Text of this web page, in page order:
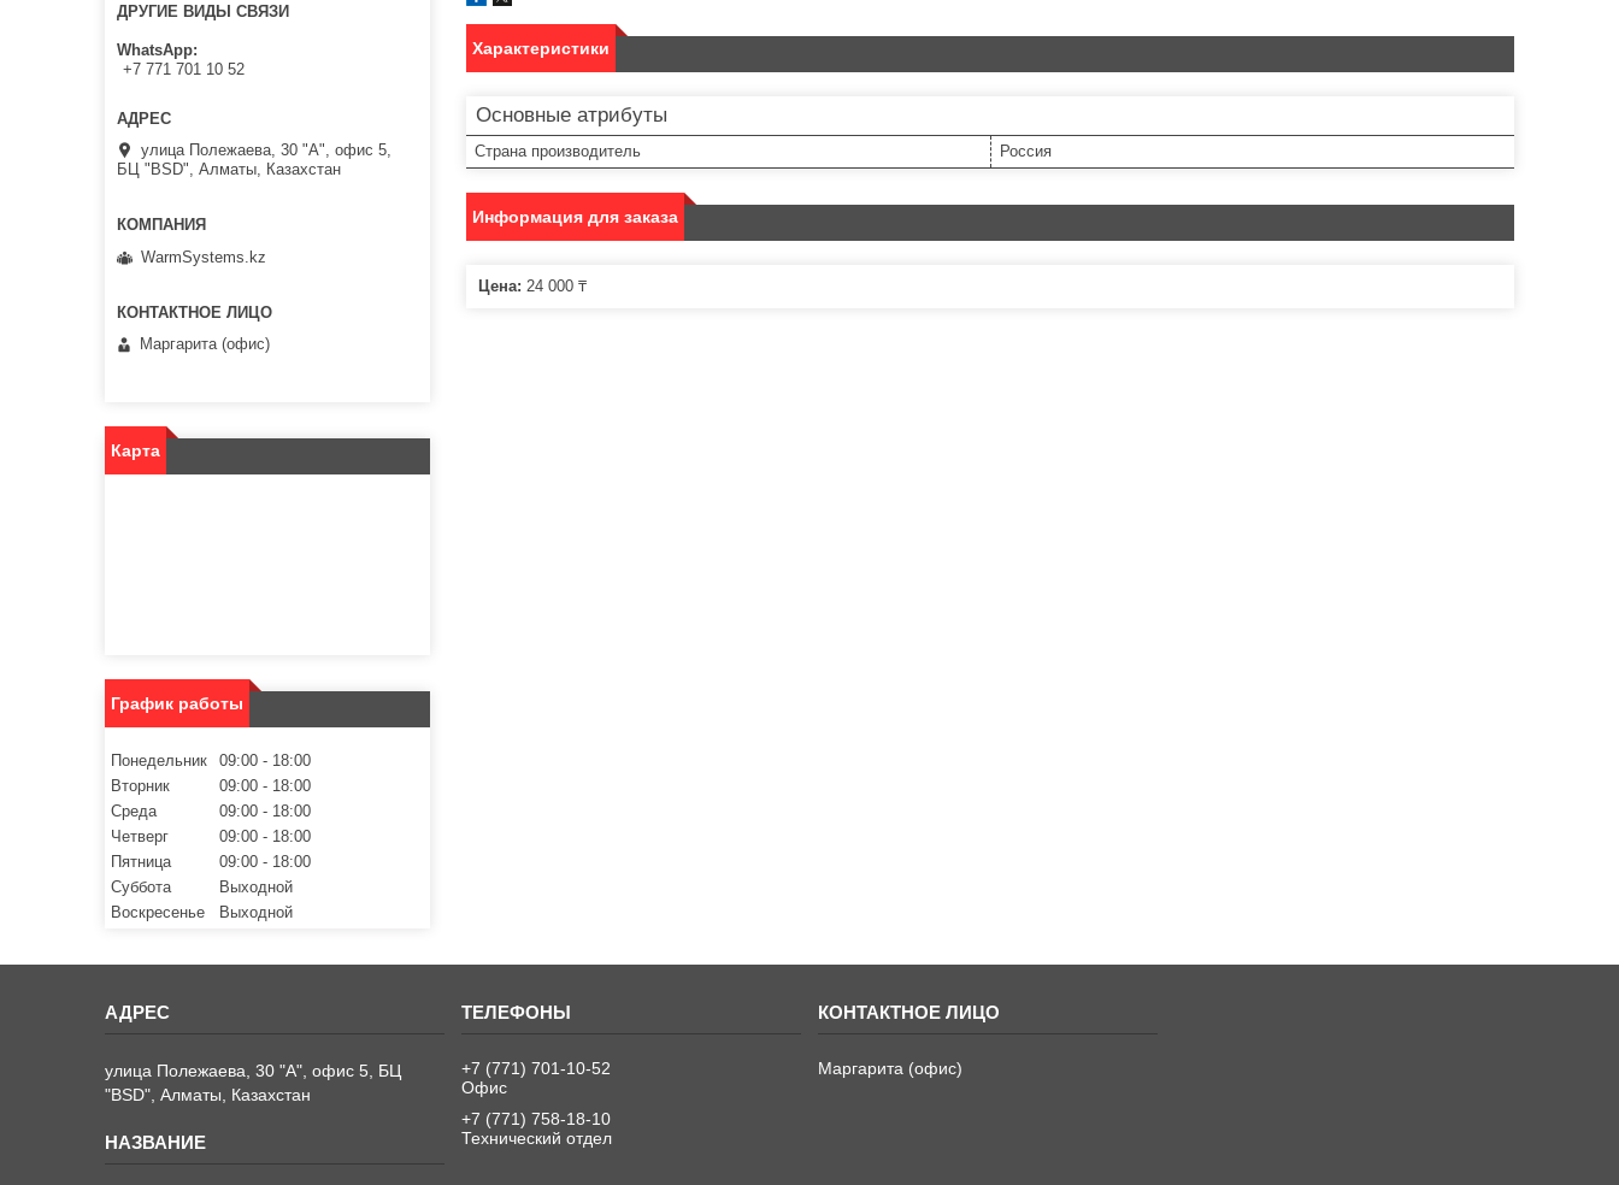
Характеристики
Основные атрибуты
Страна производитель Россия
Информация для заказа
Цена: 24 000 ₸
ДРУГИЕ ВИДЫ СВЯЗИ
WhatsApp
+7 771 701 10 52
улица Полежаева, 30 "А", офис 5,
БЦ "BSD", Алматы, Казахстан
WarmSystems.kz
Маргарита (офис)
Карта
График работы
Понедельник 09:00
18:00
Вторник
09:00
18:00
Среда
09:00
18:00
Четверг
09:00
18:00
Пятница
09:00
18:00
Суббота
Выходной
Воскресенье
Выходной
улица Полежаева, 30 "А", офис 5, БЦ
"BSD", Алматы, Казахстан
+7 (771) 701-10-52
Офис
+7 (771) 758-18-10
Технический отдел
Маргарита (офис)